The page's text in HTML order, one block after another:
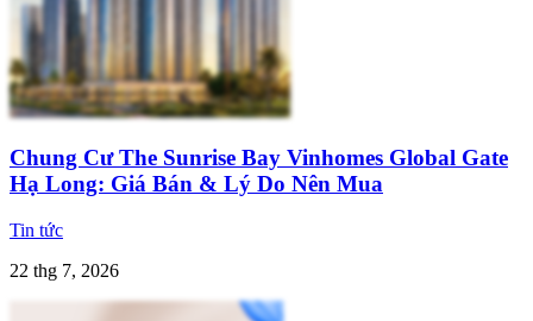
Chung Cư The Sunrise Bay Vinhomes Global Gate
Hạ Long: Giá Bán & Lý Do Nên Mua
Tin tức
22 thg 7, 2026